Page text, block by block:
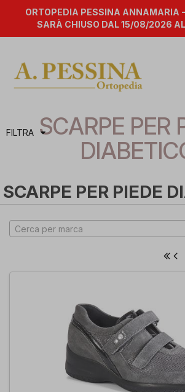
ORTOPEDIA PESSINA ANNAMARIA
SARÀ CHIUSO DAL 15/08/2026
FILTRA SCARPE PER
SCARPE PER PIEDE
Cerca per marca